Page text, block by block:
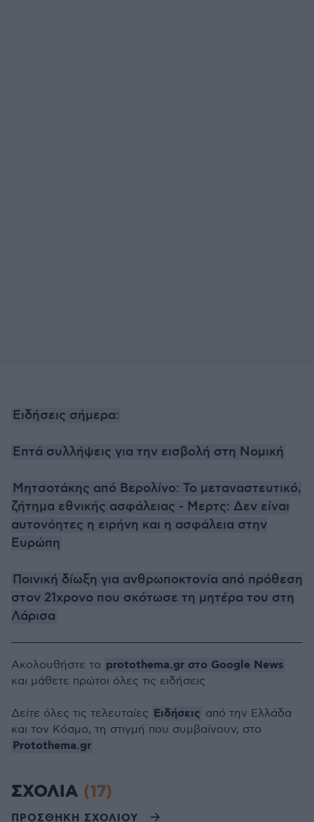
Ειδήσεις σήμερα:
Επτά συλλήψεις για την εισβολή στη Νομική
Μητσοτάκης από Βερολίνο: Το μεταναστευτικό,
ζήτημα εθνικής ασφάλειας - Μερτς: Δεν είναι
αυτονόητες η ειρήνη και η ασφάλεια στην
Ευρώπη
Ποινική δίωξη για ανθρωποκτονία από πρόθεση
στον 21χρονο που σκότωσε τη μητέρα του στη
Λάρισα
Ακολουθήστε το protothema.gr στο Google News
και μάθετε πρώτοι όλες τις ειδήσεις
Δείτε όλες τις τελευταίες Ειδήσεις από την Ελλάδα
και τον Κόσμο, τη στιγμή που συμβαίνουν, στο
Protothema.gr
ΣΧΟΛΙΑ (17)
ΠΡΟΣΘΗΚΗ ΣΧΟΛΙΟΥ